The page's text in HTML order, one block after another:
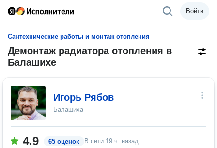
Войти
Сантехнические работы и монтаж отопления
Демонтаж радиатора отопления в
Балашихе
Игорь Рябов
Балашиха
4.9 65 оценок В сети 19 ч. назад